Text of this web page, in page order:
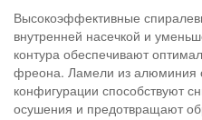
Высокоэффективные
внутренней насечкой и
контура обеспечивают
фреона. Ламели из алюминия
конфигурации способствуют
осушения и предотвращают